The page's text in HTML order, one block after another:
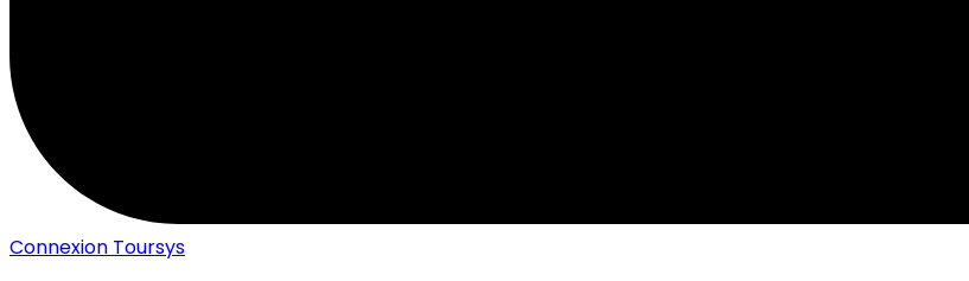
Connexion Toursys